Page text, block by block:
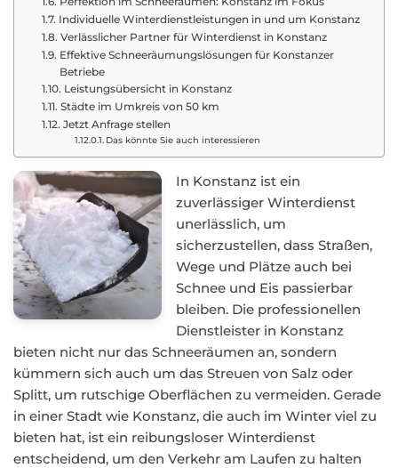
Individuelle Winterdienstleistungen in und um Konstanz
Verlässlicher Partner für Winterdienst in Konstanz
Effektive Schneeräumungslösungen für Konstanzer
Betriebe
Leistungsübersicht in Konstanz
Städte im Umkreis von 50 km
Jetzt Anfrage stellen
Das könnte Sie auch interessieren
In Konstanz ist ein
zuverlässiger Winterdienst
unerlässlich, um
sicherzustellen, dass Straßen,
Wege und Plätze auch bei
Schnee und Eis passierbar
bleiben. Die professionellen
Dienstleister in Konstanz
bieten nicht nur das Schneeräumen an, sondern
kümmern sich auch um das Streuen von Salz oder
Splitt, um rutschige Oberflächen zu vermeiden. Gerade
in einer Stadt wie Konstanz, die auch im Winter viel zu
bieten hat, ist ein reibungsloser Winterdienst
entscheidend, um den Verkehr am Laufen zu halten